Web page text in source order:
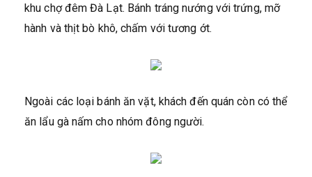
khu chợ đêm Đà Lạt. Bánh tráng nướng với trứng, mỡ
hành và thịt bò khô, chấm với tương ớt.
Ngoài các loại bánh ăn vặt, khách đến quán còn có thể
ăn lẩu gà nấm cho nhóm đông người.